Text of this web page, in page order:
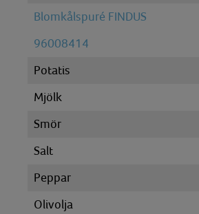
Blomkålspuré FINDUS
96008414
Potatis
Mjölk
Smör
Salt
Peppar
Olivolja